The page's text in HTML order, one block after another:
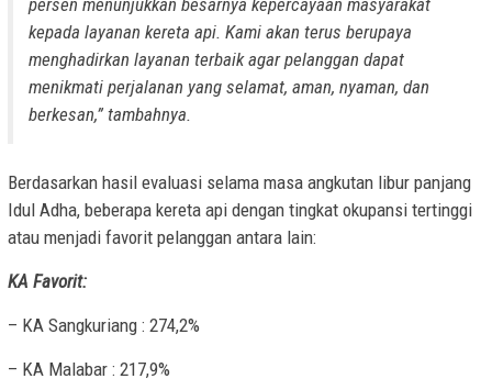
persen menunjukkan besarnya kepercayaan masyarakat
kepada layanan kereta api. Kami akan terus berupaya
menghadirkan layanan terbaik agar pelanggan dapat
menikmati perjalanan yang selamat, aman, nyaman, dan
berkesan,” tambahnya.
Berdasarkan hasil evaluasi selama masa angkutan libur panjang
Idul Adha, beberapa kereta api dengan tingkat okupansi tertinggi
atau menjadi favorit pelanggan antara lain:
KA Favorit:
– KA Sangkuriang : 274,2%
– KA Malabar : 217,9%